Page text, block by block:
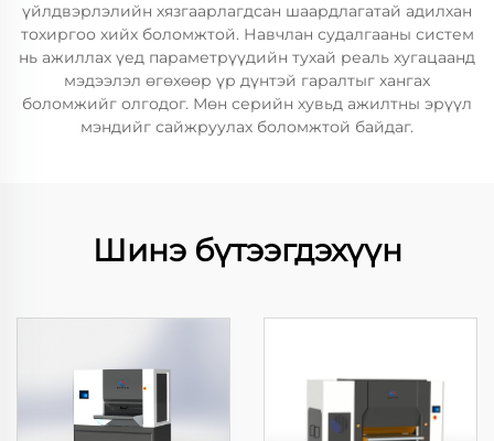
үйлдвэрлэлийн хязгаарлагдсан шаардлагатай адилхан
тохиргоо хийх боломжтой. Навчлан судалгааны систем
нь ажиллах үед параметрүүдийн тухай реаль хугацаанд
мэдээлэл өгөхөөр үр дүнтэй гаралтыг хангах
боломжийг олгодог. Мөн серийн хувьд ажилтны эрүүл
мэндийг сайжруулах боломжтой байдаг.
Шинэ бүтээгдэхүүн